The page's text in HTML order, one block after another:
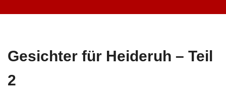
Gesichter für Heideruh – Teil
2